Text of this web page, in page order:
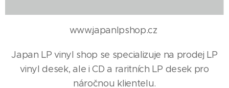
www.japanlpshop.cz
Japan LP vinyl shop se specializuje na prodej LP
vinyl desek, ale i CD a raritních LP desek pro
náročnou klientelu.